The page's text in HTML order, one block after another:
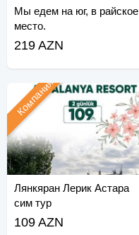
Мы едем на юг, в райское
место.
219 AZN
Лянкяран Лерик Астара
сим тур
Компания
109 AZN